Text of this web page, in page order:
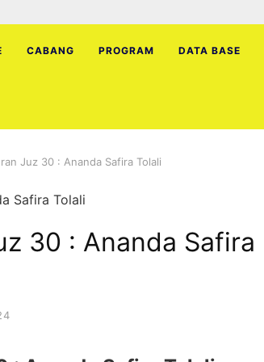
CABANG PROGRAM DATA BASE
Juz 30 : Ananda Safira Tolali
30 : Ananda Safira